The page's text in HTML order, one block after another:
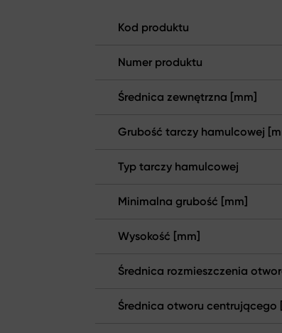
Kod produktu
Numer produktu
Średnica zewnętrzna [mm]
Grubość tarczy hamulcowej
Typ tarczy hamulcowej
Minimalna grubość [mm]
Wysokość [mm]
Średnica rozmieszczenia
Średnica otworu centrującego